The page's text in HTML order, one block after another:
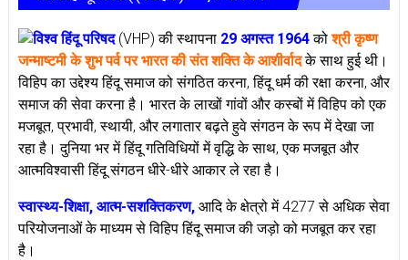
विश्व हिंदू परिषद (VHP) की स्थापना 29 अगस्त 1964कोश्री कृष्ण
जन्माष्टमी के शुभ पर्व पर भारत की संत शक्ति के आशीर्वाद के साथ हुई थी।
विहिप का उद्देश्य हिंदू समाज को संगठित करना, हिंदू धर्म की रक्षा करना, और
समाज की सेवा करना है। भारत के लाखों गांवों और कस्बों में विहिप को एक
मजबूत, प्रभावी, स्थायी, और लगातार बढ़ते हुवे संगठन के रूप में देखा जा
रहा है। दुनिया भर में हिंदू गतिविधियों में वृद्धि के साथ, एक मजबूत और
आत्मविश्वासी हिंदू संगठन धीरे-धीरे आकार ले रहा है।
स्वास्थ्य-शिक्षा, आत्म-सशक्तिकरण,आदि के क्षेत्रो में 4277 से अधिक सेवा
परियोजनाओं के माध्यम से विहिप हिंदू समाज की जड़ो को मजबूत कर रहा
है।